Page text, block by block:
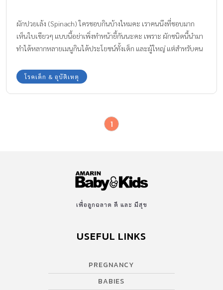
ผักปวยเล้ง (Spinach) ใครชอบกินบ้างไหมคะ เราคนนึงที่ชอบมาก
เห็นใบเขียวๆ แบบนี้อย่าเพิ่งทำหน้ายี้กันนะคะ เพราะ ผักชนิดนี้นำมา
ทำได้หลากหลายเมนูกินได้ประโยชน์ทั้งเด็ก และผู้ใหญ่ แต่สำหรับคน
โรคอะไรนั้นทีมงาน Amarin Baby & Kids มีคำตอบมาบอกให้
ระมัดระวังกันค่ะ
โรคเด็ก & อุบัติเหตุ
1
เพื่อลูกฉลาด ดี และ มีสุข
USEFUL LINKS
PREGNANCY
BABIES